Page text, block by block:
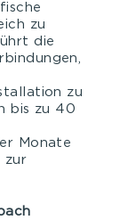
zu
die
zu
bis zu 40
Monate
zur